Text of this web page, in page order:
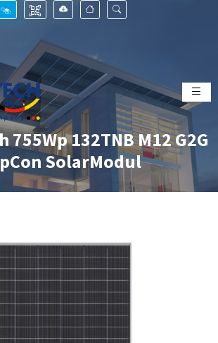
755Wp 132TNB M12 G2G
SolarModul